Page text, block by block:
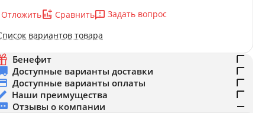
Отложить Сравнить
Задать вопрос
вариантов товара
Бенефит
Доступные варианты доставки
Доступные варианты оплаты
Наши преимущества
Отзывы о компании